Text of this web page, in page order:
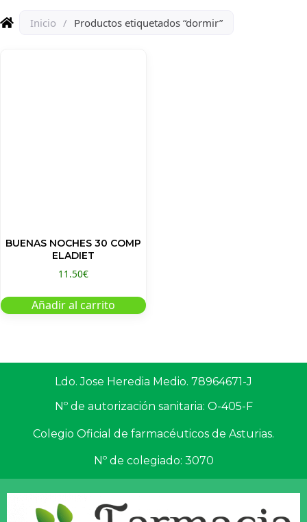
Inicio / Productos etiquetados “dormir”
BUENAS NOCHES 30 COMP
ELADIET
11.50€
Añadir al carrito
Ldo. Jose Heredia Medio. 78964671-J
Nº de autorización sanitaria: O-405-F
Colegio Oficial de farmacéuticos de Asturias.
Nº de colegiado: 3070